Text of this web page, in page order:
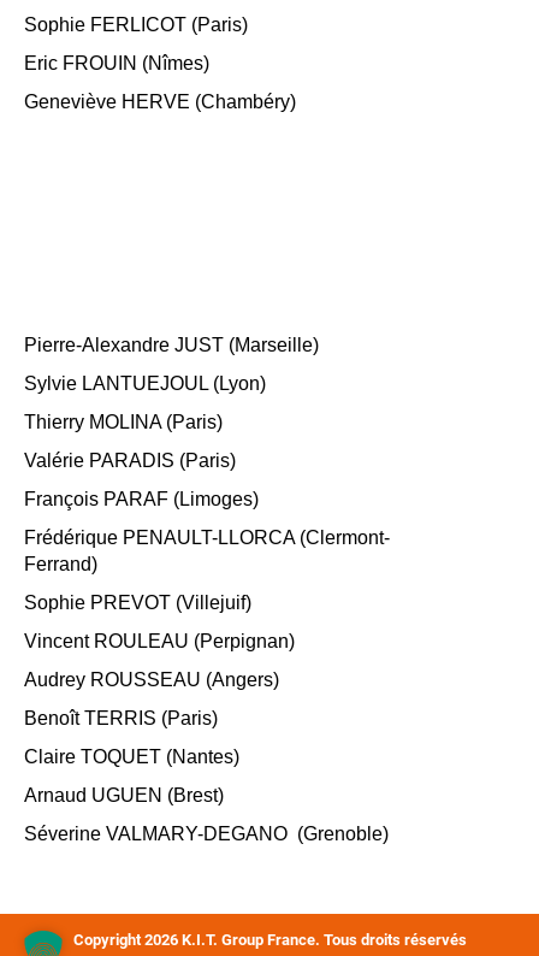
Sophie FERLICOT (Paris)
Eric FROUIN (Nîmes)
Geneviève HERVE (Chambéry)
Pierre-Alexandre JUST (Marseille)
Sylvie LANTUEJOUL (Lyon)
Thierry MOLINA (Paris)
Valérie PARADIS (Paris)
François PARAF (Limoges)
Frédérique PENAULT-LLORCA (Clermont-
Ferrand)
Sophie PREVOT (Villejuif)
Vincent ROULEAU (Perpignan)
Audrey ROUSSEAU (Angers)
Benoît TERRIS (Paris)
Claire TOQUET (Nantes)
Arnaud UGUEN (Brest)
Séverine VALMARY-DEGANO (Grenoble)
Copyright 2026 K.I.T. Group France. Tous droits réservés